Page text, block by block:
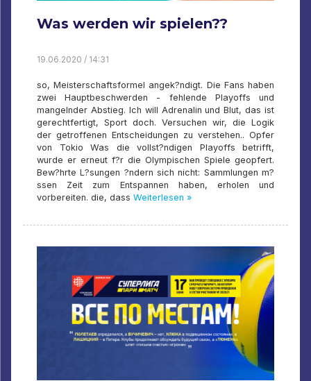
Was werden wir spielen??
19.06.2020 / 14:31
so, Meisterschaftsformel angek?ndigt. Die Fans haben
zwei Hauptbeschwerden - fehlende Playoffs und
mangelnder Abstieg. Ich will Adrenalin und Blut, das ist
gerechtfertigt, Sport doch. Versuchen wir, die Logik
der getroffenen Entscheidungen zu verstehen.. Opfer
von Tokio Was die vollst?ndigen Playoffs betrifft,
wurde er erneut f?r die Olympischen Spiele geopfert.
Bew?hrte L?sungen ?ndern sich nicht: Sammlungen m?
ssen Zeit zum Entspannen haben, erholen und
vorbereiten. die, dass Weiterlesen »